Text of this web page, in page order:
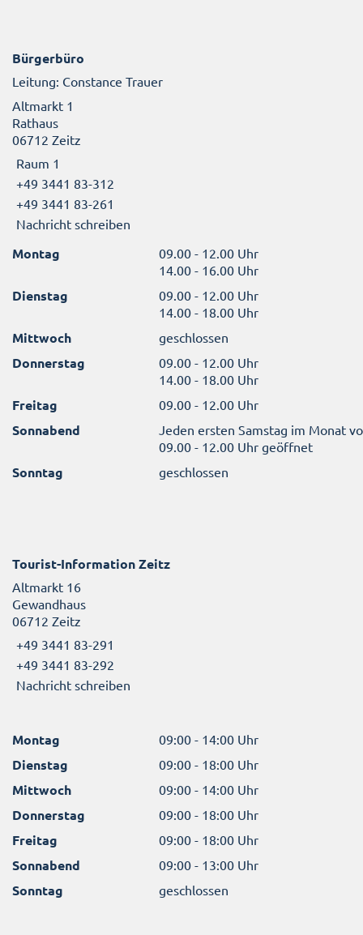
Bürgerbüro
Leitung: Constance Trauer
Altmarkt 1
Rathaus
06712 Zeitz
Raum 1
+49 3441 83-312
+49 3441 83-261
Nachricht schreiben
Montag
09.00 - 12.00 Uhr
14.00 - 16.00 Uhr
Dienstag
09.00 - 12.00 Uhr
14.00 - 18.00 Uhr
Mittwoch geschlossen
Donnerstag
09.00 - 12.00 Uhr
14.00 - 18.00 Uhr
Freitag 09.00 - 12.00 Uhr
Sonnabend
Jeden ersten Samstag im Monat
09.00 - 12.00 Uhr geöffnet
Sonntag geschlossen
Tourist-Information Zeitz
Altmarkt 16
Gewandhaus
06712 Zeitz
+49 3441 83-291
+49 3441 83-292
Nachricht schreiben
Montag 09:00 - 14:00 Uhr
Dienstag 09:00 - 18:00 Uhr
Mittwoch 09:00 - 14:00 Uhr
Donnerstag 09:00 - 18:00 Uhr
Freitag 09:00 - 18:00 Uhr
Sonnabend 09:00 - 13:00 Uhr
Sonntag geschlossen